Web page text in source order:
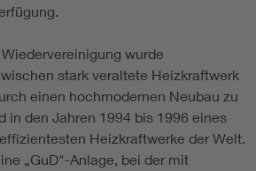
wurde
stark veraltete Heizkraftwerk
einen hochmodernen Neubau zu
in den Jahren 1994 bis 1996 eines
Heizkraftwerke der Welt.
„GuD"-Anlage, bei der mit